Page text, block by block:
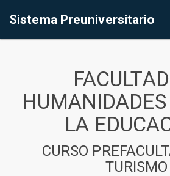
Sistema Preuniversitario
LA
CURSO
TURISMO